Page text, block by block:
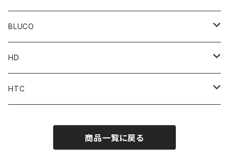
Top
Pant
Accessories
BLUCO
Tops
Pant
MOONEYES x DOGTOWN x BLUCO
HD
Parts
HTC
商品一覧に戻る